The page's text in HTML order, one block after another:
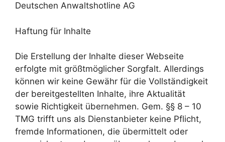
Deutschen Anwaltshotline AG
Haftung für Inhalte
Die Erstellung der Inhalte dieser Webseite
erfolgte mit größtmöglicher Sorgfalt. Allerdings
können wir keine Gewähr für die Vollständigkeit
der bereitgestellten Inhalte, ihre Aktualität
sowie Richtigkeit übernehmen. Gem. §§ 8 – 10
TMG trifft uns als Dienstanbieter keine Pflicht,
fremde Informationen, die übermittelt oder